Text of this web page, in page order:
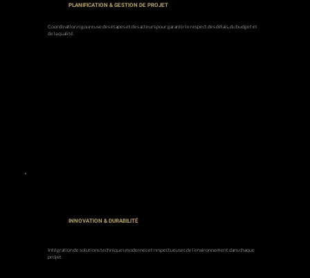
PLANIFICATION & GESTION DE PROJET
Coordination rigoureuse des étapes et des acteurs pour garantir le respect des délais, du budget et
de la qualité.
INNOVATION & DURABILITÉ
Intégration de solutions techniques modernes et respectueuses de l’environnement dans chaque
projet.